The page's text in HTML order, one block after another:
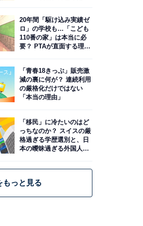
20年間「駆け込み実績ゼ
ロ」の学校も…「こども
110番の家」は本当に必
要？ PTAが直面する理想
「青春18きっぷ」販売激
減の裏に何が？ 連続利用
の厳格化だけではない
「本当の理由」
「移民」に冷たいのはど
っちなのか？ スイスの厳
格過ぎる学歴選別と、日
本の曖昧過ぎる外国人政
もっと見る